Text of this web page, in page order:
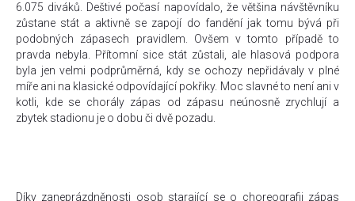
6.075 diváků. Deštivé počasí napovídalo, že většina návštěvníku
zůstane stát a aktivně se zapojí do fandění jak tomu bývá při
podobných zápasech pravidlem. Ovšem v tomto případě to
pravda nebyla. Přítomní sice stát zůstali, ale hlasová podpora
byla jen velmi podprůměrná, kdy se ochozy nepřidávaly v plné
míře ani na klasické odpovídající pokřiky. Moc slavné to není ani v
kotli, kde se chorály zápas od zápasu neúnosně zrychlují a
zbytek stadionu je o dobu či dvě pozadu.
Díky zaneprázdněnosti osob starající se o choreografii zápas